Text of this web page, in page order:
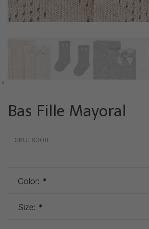
Bas Fille Mayoral
SKU: 9308
Color: *
Size: *